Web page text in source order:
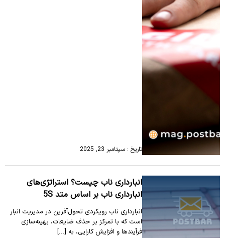
تاریخ : سپتامبر 23, 2025
انبارداری ناب چیست؟ استراتژی‌های
انبارداری ناب بر اساس متد 5S
انبارداری ناب رویکردی تحول‌آفرین در مدیریت انبار
است که با تمرکز بر حذف ضایعات، بهینه‌سازی
فرآیندها و افزایش کارایی، به […]